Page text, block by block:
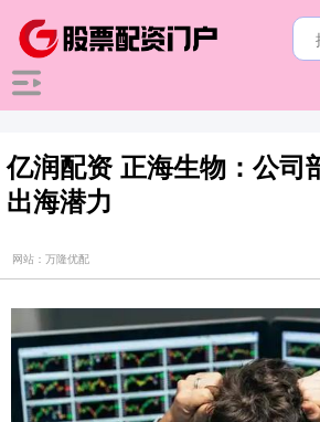
亿润配资 正海生物：公司
出海潜力
网站：万隆优配